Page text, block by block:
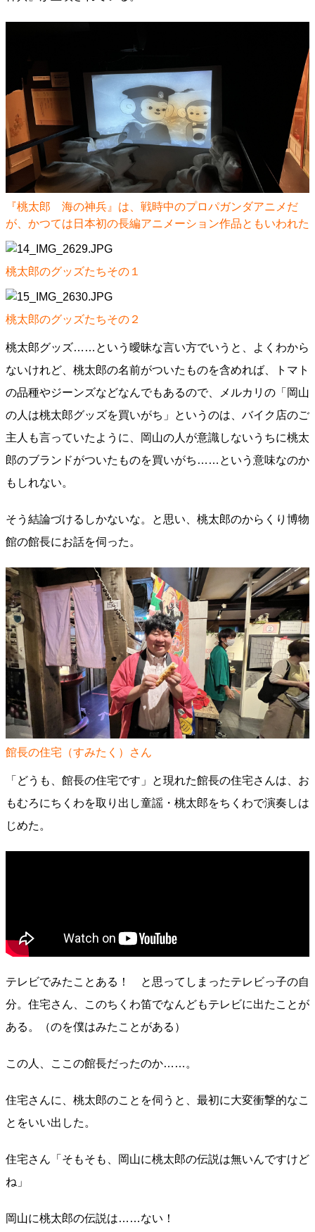
『桃太郎 海の神兵』は、戦時中のプロパガンダアニメだ
が、かつては日本初の長編アニメーション作品ともいわれた
桃太郎のグッズたちその１
桃太郎のグッズたちその２
桃太郎グッズ……という曖昧な言い方でいうと、よくわから
ないけれど、桃太郎の名前がついたものを含めれば、トマト
の品種やジーンズなどなんでもあるので、メルカリの「岡山
の人は桃太郎グッズを買いがち」というのは、バイク店のご
主人も言っていたように、岡山の人が意識しないうちに桃太
郎のブランドがついたものを買いがち……という意味なのか
もしれない。
そう結論づけるしかないな。と思い、桃太郎のからくり博物
館の館長にお話を伺った。
館長の住宅（すみたく）さん
「どうも、館長の住宅です」と現れた館長の住宅さんは、お
もむろにちくわを取り出し童謡・桃太郎をちくわで演奏しは
じめた。
テレビでみたことある！ と思ってしまったテレビっ子の自
分。住宅さん、このちくわ笛でなんどもテレビに出たことが
ある。（のを僕はみたことがある）
この人、ここの館長だったのか……。
住宅さんに、桃太郎のことを伺うと、最初に大変衝撃的なこ
とをいい出した。
住宅さん「そもそも、岡山に桃太郎の伝説は無いんですけど
ね」
岡山に桃太郎の伝説は……ない！